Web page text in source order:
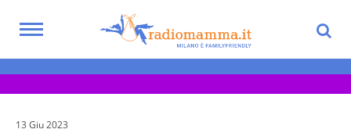
main
Toggle
Eventi per bambini, ragazzi e adolescenti
nella Città Metropolitana di Milano
13 Giu 2023